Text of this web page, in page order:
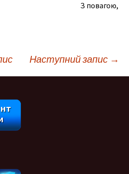
Наступний запис →